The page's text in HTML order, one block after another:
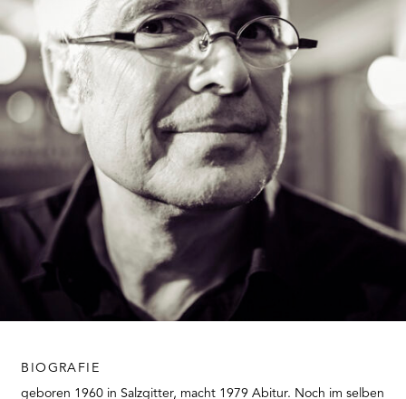
BIOGRAFIE
geboren 1960 in Salzgitter, macht 1979 Abitur. Noch im selben